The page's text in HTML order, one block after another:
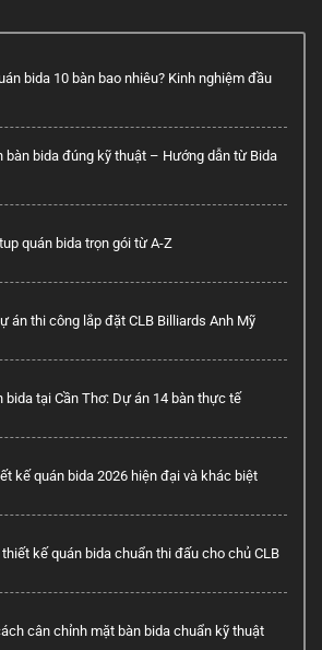
bida 10 bàn bao nhiêu? Kinh nghiệm đầu
bàn bida đúng kỹ thuật – Hướng dẫn từ Bida
quán bida trọn gói từ A-Z
án thi công lắp đặt CLB Billiards Anh Mỹ
bida tại Cần Thơ: Dự án 14 bàn thực tế
kế quán bida 2026 hiện đại và khác biệt
kế quán bida chuẩn thi đấu cho chủ CLB
cân chỉnh mặt bàn bida chuẩn kỹ thuật